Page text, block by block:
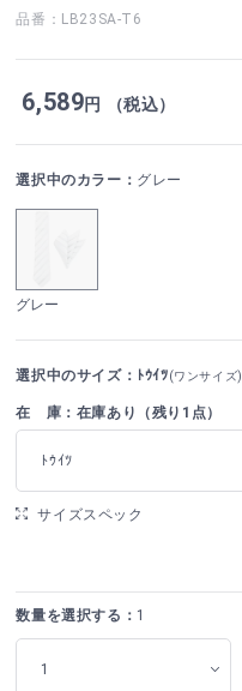
品番：LB23SA-T6
6,589円 （税込）
選択中のカラー： グレー
グレー
選択中のサイズ：ﾄｳｲﾂ(ワンサイズ)
在 庫：在庫あり（残り1点）
ﾄｳｲﾂ
サイズスペック
数量を選択する： 1